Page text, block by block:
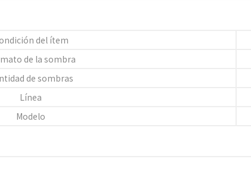
del ítem
de la sombra
de sombras
Línea
Modelo